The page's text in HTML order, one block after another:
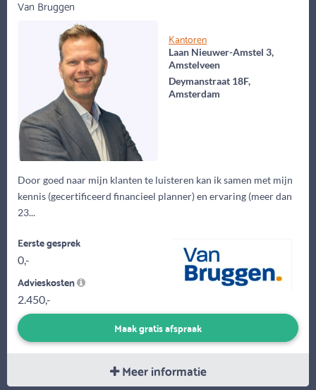
Kantoren
Laan Nieuwer-Amstel 3,
Amstelveen
Deymanstraat 18F,
Amsterdam
Door goed naar mijn klanten te luisteren kan ik samen met mijn
kennis (gecertificeerd financieel planner) en ervaring (meer dan
23...
Van Bruggen
Eerste gesprek
0,-
Advieskosten
2.450,-
Maak gratis afspraak
Meer informatie